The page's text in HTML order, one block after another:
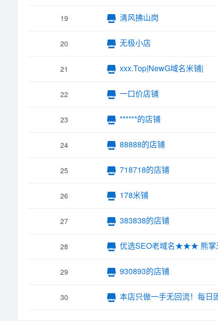
19 清风拂山岗
20 无极小店
21 xxx.Top|NewG域名米铺|
22 一口价店铺
23 ******的店铺
24 88888的店铺
25 718718的店铺
26 178米铺
27 383838的店铺
28 优选SEO老域名★★★ 熊掌
29 930893的店铺
30 本店只做一手无回流！每日